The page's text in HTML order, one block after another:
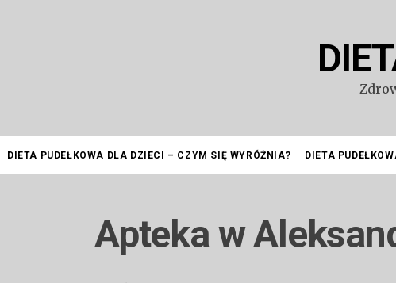
DIETA PUDEŁKOWA DLA DZIECI – CZYM SIĘ WYRÓŻNIA? DIETA
Apteka w